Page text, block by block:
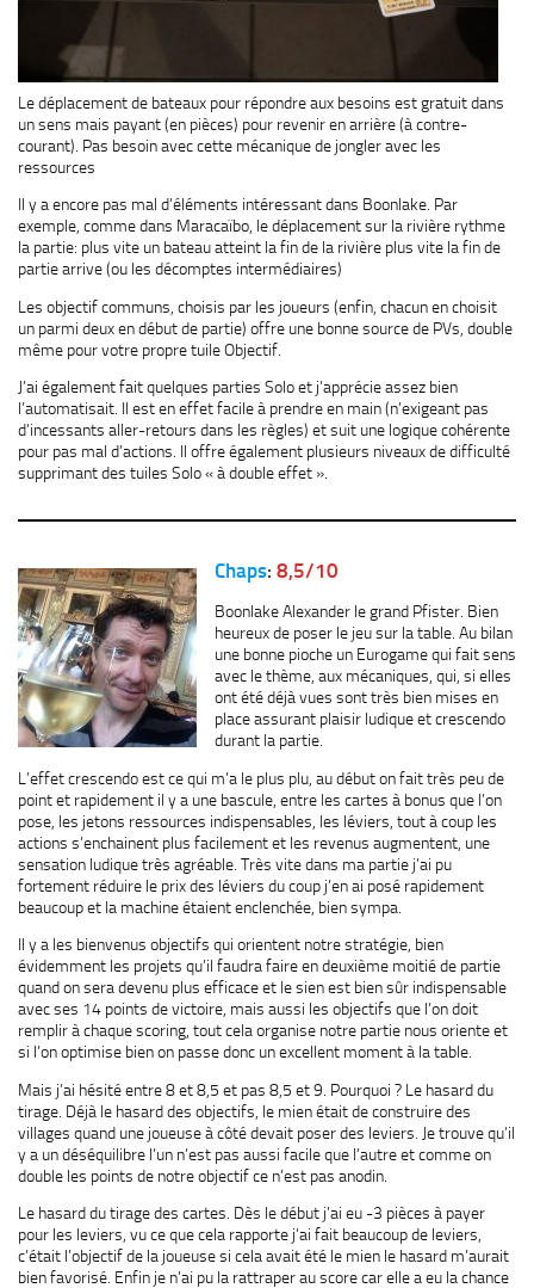
Le déplacement de bateaux pour répondre aux besoins est gratuit dans
un sens mais payant (en pièces) pour revenir en arrière (à contre-
courant). Pas besoin avec cette mécanique de jongler avec les
ressources
Il y a encore pas mal d’éléments intéressant dans Boonlake. Par
exemple, comme dans Maracaïbo, le déplacement sur la rivière rythme
la partie: plus vite un bateau atteint la fin de la rivière plus vite la fin de
partie arrive (ou les décomptes intermédiaires)
Les objectif communs, choisis par les joueurs (enfin, chacun en choisit
un parmi deux en début de partie) offre une bonne source de PVs, double
même pour votre propre tuile Objectif.
J’ai également fait quelques parties Solo et j’apprécie assez bien
l’automatisait. Il est en effet facile à prendre en main (n’exigeant pas
d’incessants aller-retours dans les règles) et suit une logique cohérente
pour pas mal d’actions. Il offre également plusieurs niveaux de difficulté
supprimant des tuiles Solo « à double effet ».
Chaps: 8,5/10
Boonlake Alexander le grand Pfister. Bien
heureux de poser le jeu sur la table. Au bilan
une bonne pioche un Eurogame qui fait sens
avec le thème, aux mécaniques, qui, si elles
ont été déjà vues sont très bien mises en
place assurant plaisir ludique et crescendo
durant la partie.
L’effet crescendo est ce qui m’a le plus plu, au début on fait très peu de
point et rapidement il y a une bascule, entre les cartes à bonus que l’on
pose, les jetons ressources indispensables, les léviers, tout à coup les
actions s’enchainent plus facilement et les revenus augmentent, une
sensation ludique très agréable. Très vite dans ma partie j’ai pu
fortement réduire le prix des léviers du coup j’en ai posé rapidement
beaucoup et la machine étaient enclenchée, bien sympa.
Il y a les bienvenus objectifs qui orientent notre stratégie, bien
évidemment les projets qu’il faudra faire en deuxième moitié de partie
quand on sera devenu plus efficace et le sien est bien sûr indispensable
avec ses 14 points de victoire, mais aussi les objectifs que l’on doit
remplir à chaque scoring, tout cela organise notre partie nous oriente et
si l’on optimise bien on passe donc un excellent moment à la table.
Mais j’ai hésité entre 8 et 8,5 et pas 8,5 et 9. Pourquoi ? Le hasard du
tirage. Déjà le hasard des objectifs, le mien était de construire des
villages quand une joueuse à côté devait poser des leviers. Je trouve qu’il
y a un déséquilibre l’un n’est pas aussi facile que l’autre et comme on
double les points de notre objectif ce n’est pas anodin.
Le hasard du tirage des cartes. Dès le début j’ai eu -3 pièces à payer
pour les leviers, vu ce que cela rapporte j’ai fait beaucoup de leviers,
c’était l’objectif de la joueuse si cela avait été le mien le hasard m’aurait
bien favorisé. Enfin je n’ai pu la rattraper au score car elle a eu la chance